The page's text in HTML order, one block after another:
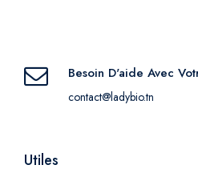
Besoin D'aide Avec
contact@ladybio.tn
Utiles